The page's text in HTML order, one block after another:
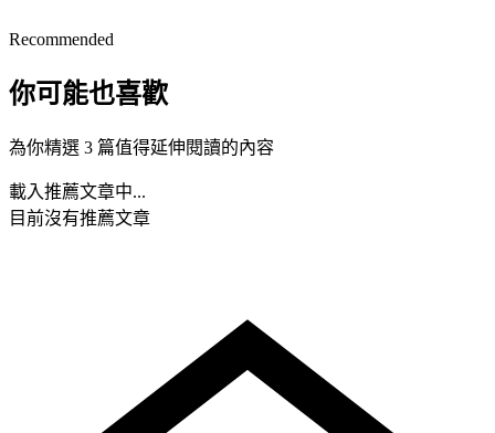
Recommended
你可能也喜歡
為你精選 3 篇值得延伸閱讀的內容
載入推薦文章中...
目前沒有推薦文章